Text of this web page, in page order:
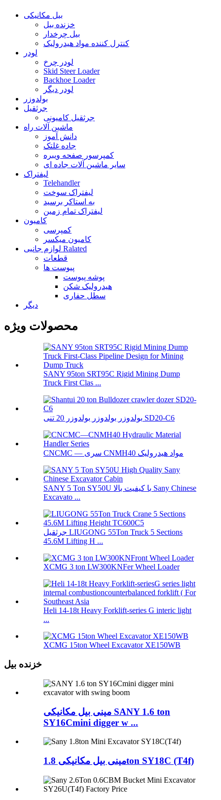
بیل مکانیکی
خزنده بیل
بیل چرخدار
کنترل کننده مواد هیدرولیک
لودر
لودر چرخ
Skid Steer Loader
Backhoe Loader
لودر دیگر
بولدوزر
جرثقیل
جرثقیل کامیونی
ماشین آلات راه
دانش آموز
جاده غلتک
کمپرسور صفحه ویبره
سایر ماشین آلات جاده ای
لیفتراک
Telehandler
لیفتراک سوخت
به استاکر برسید
لیفتراک تمام زمین
کامیون
کمپرسی
کامیون میکسر
لوازم جانبی Ralated
قطعات
پیوست ها
پوشه پیوست
هیدرولیک شکن
سطل حفاری
دیگر
محصولات ویژه
SANY 95ton SRT95C Rigid Mining Dump
Truck First Clas ...
بولدوزر بولدوزر بولدوزر 20 تنی SD20-C6
CNCMC — سری CNMH40 مواد هیدرولیک
SANY 5 Ton SY50U با کیفیت بالا Sany Chinese
Excavato ...
جرثقیل LIUGONG 55Ton Truck 5 Sections
45.6M Lifting H ...
XCMG 3 ton LW300KNFer Wheel Loader
Heli 14-18t Heavy Forklift-series G interic light
...
XCMG 15ton Wheel Excavator XE150WB
خزنده بیل
مینی بیل مکانیکی SANY 1.6 ton
SY16Cmini digger w ...
مینی بیل مکانیکی 1.8ton SY18C (T4f)